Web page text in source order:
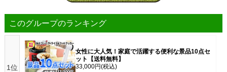
このグループのランキング
1位
女性に大人気！家庭で活躍する便利な景品10点セ
ット【送料無料】
33,000円(税込)